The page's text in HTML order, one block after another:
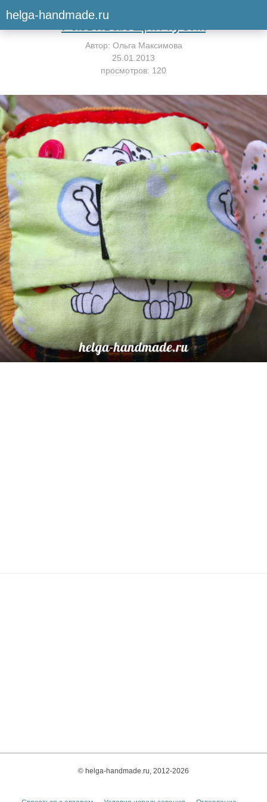
helga-handmade.ruВернуться к мастер-классу
Развивающий кубик
Автор: Ольга Максимова
25.01.2013
просмотров: 120
© helga-handmade.ru, 2012-2026